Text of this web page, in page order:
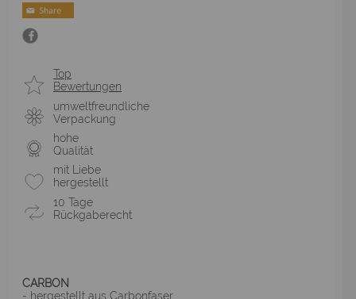
Top
Bewertungen
umweltfreundliche
Verpackung
hohe
Qualität
mit Liebe
hergestellt
10 Tage
Rückgaberecht
CARBON
- hergestellt aus Carbonfaser